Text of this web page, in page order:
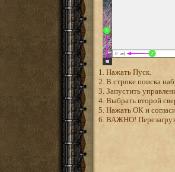
1. Нажать Пуск.
2. В строке поиска
3. Запустить
4. Выбрать второй
5. Нажать ОК и
6. ВАЖНО!